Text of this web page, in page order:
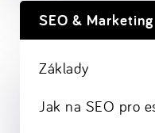
SEO & Marketing
Základy
Jak na SEO pro